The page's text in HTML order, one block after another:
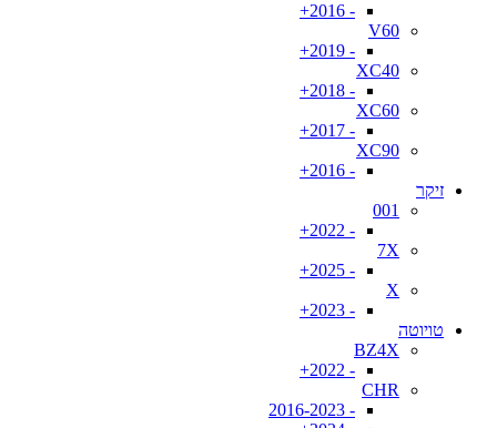
- 2016+
V60
- 2019+
XC40
- 2018+
XC60
- 2017+
XC90
- 2016+
זיקר
001
- 2022+
7X
- 2025+
X
- 2023+
טויוטה
BZ4X
- 2022+
CHR
- 2016-2023